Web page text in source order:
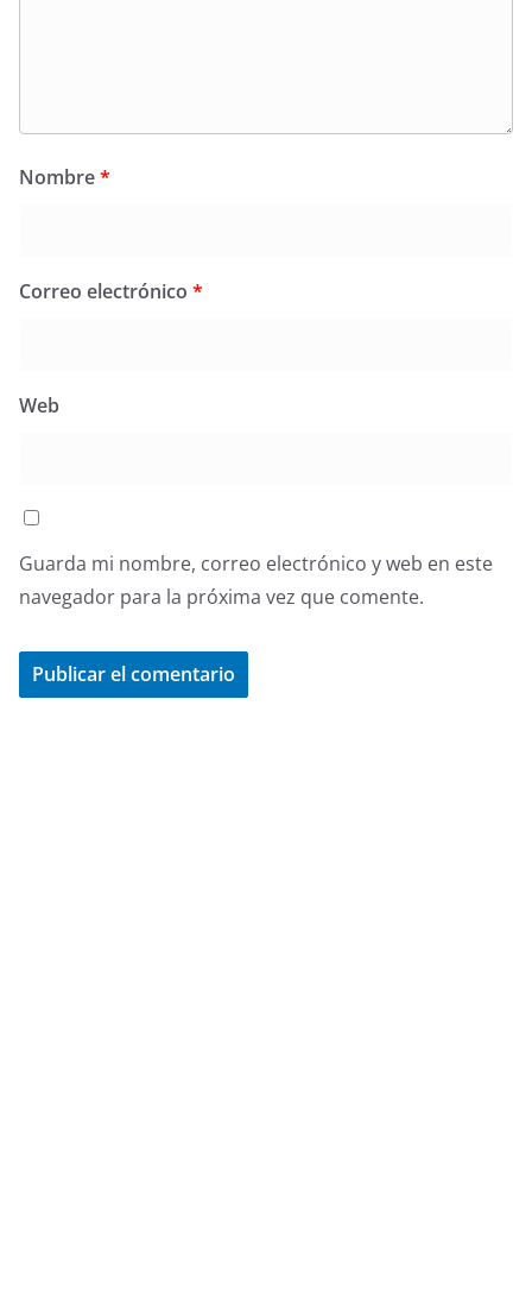
Nombre*
Correo electrónico *
Web
Guarda mi nombre, correo electrónico y web en este
navegador para la próxima vez que comente.